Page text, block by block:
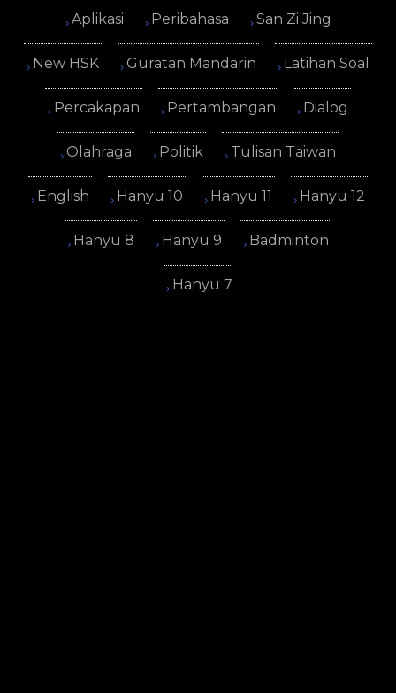
Aplikasi Peribahasa San Zi Jing
New HSK Guratan Mandarin Latihan Soal
Percakapan Pertambangan Dialog
Olahraga Politik Tulisan Taiwan
English Hanyu 10 Hanyu 11 Hanyu 12
Hanyu 8 Hanyu 9 Badminton
Hanyu 7